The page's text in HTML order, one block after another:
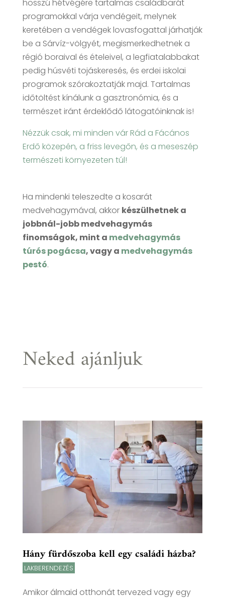
hosszú hétvégére tartalmas családbarát
programokkal várja vendégeit, melynek
keretében a vendégek lovasfogattal járhatják
be a Sárvíz-völgyét, megismerkedhetnek a
régió boraival és ételeivel, a legfiatalabbakat
pedig húsvéti tojáskeresés, és erdei iskolai
programok szórakoztatják majd. Tartalmas
időtöltést kínálunk a gasztronómia, és a
természet iránt érdeklődő látogatóinknak is!
Nézzük csak, mi minden vár Rád a Fácános
Erdő közepén, a friss levegőn, és a meseszép
természeti környezeten túl!
Ha mindenki teleszedte a kosarát
medvehagymával, akkor készülhetnek a
jobbnál-jobb medvehagymás
finomságok, mint a medvehagymás
túrós pogácsa, vagy a medvehagymás
pestó.
Neked ajánljuk
Hány fürdőszoba kell egy családi házba?
LAKBERENDEZÉS
Amikor álmaid otthonát tervezed vagy egy